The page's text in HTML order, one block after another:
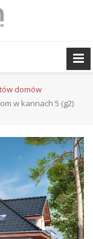
domów
w kannach 5 (g2)